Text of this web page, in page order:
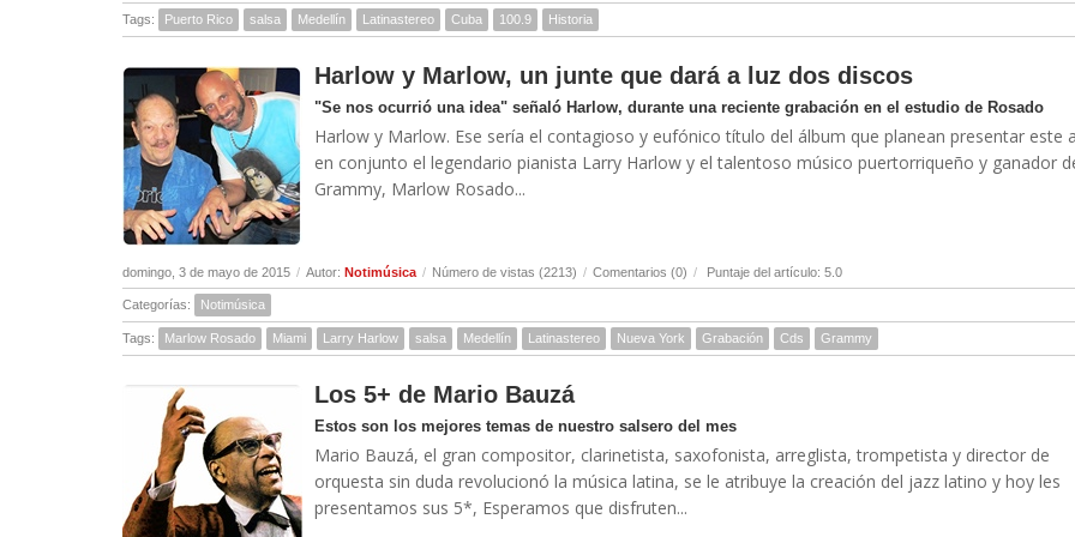
Tags: Puerto Rico salsa Medellín Latinastereo Cuba 100.9 Historia
Harlow y Marlow, un junte que dará a luz dos discos
"Se nos ocurrió una idea" señaló Harlow, durante una reciente grabación en el estudio de Rosado
Harlow y Marlow. Ese sería el contagioso y eufónico título del álbum que planean presentar este
en conjunto el legendario pianista Larry Harlow y el talentoso músico puertorriqueño y ganador
Grammy, Marlow Rosado...
domingo, 3 de mayo de 2015 / Autor: Notimúsica / Número de vistas (2213) / Comentarios (0) / Puntaje del artículo: 5.0
Categorías: Notimúsica
Tags: Marlow Rosado Miami Larry Harlow salsa Medellín Latinastereo Nueva York Grabación Cds Grammy
Los 5+ de Mario Bauzá
Estos son los mejores temas de nuestro salsero del mes
Mario Bauzá, el gran compositor, clarinetista, saxofonista, arreglista, trompetista y director de
orquesta sin duda revolucionó la música latina, se le atribuye la creación del jazz latino y hoy les
presentamos sus 5*, Esperamos que disfruten...